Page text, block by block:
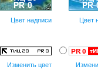
Цвет надписи Цвет
Изменить цвет